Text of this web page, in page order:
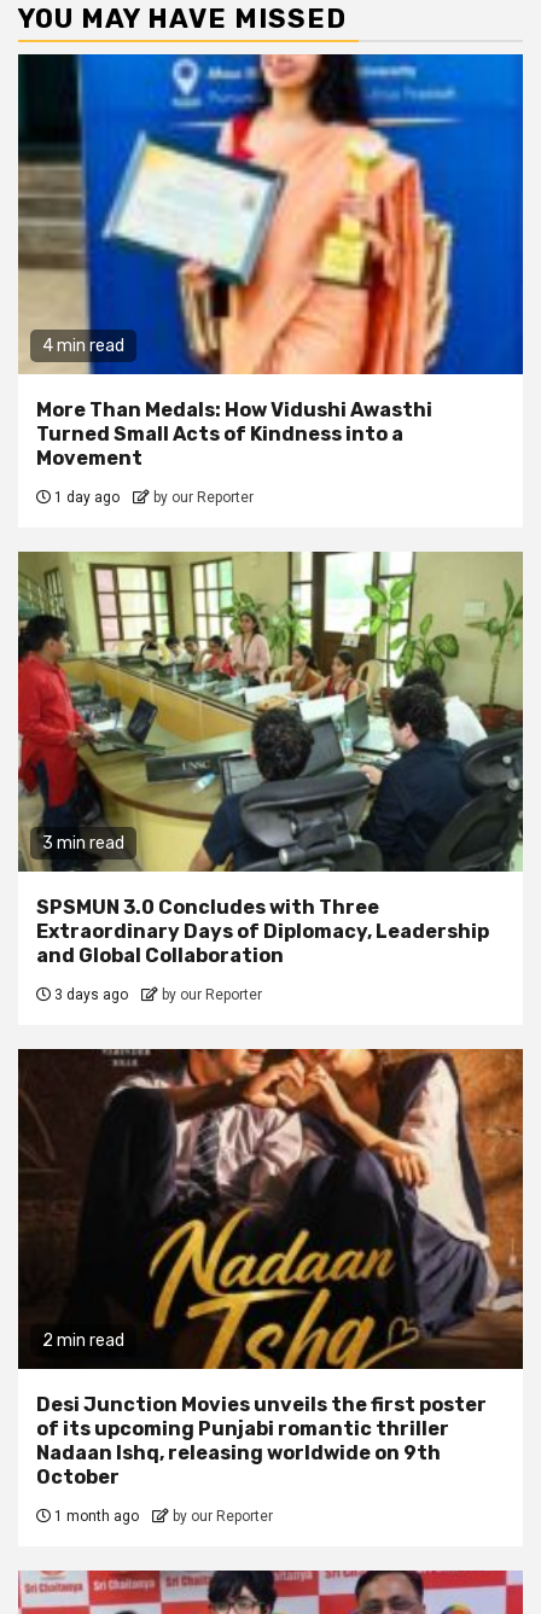
YOU MAY HAVE MISSED
4 min read
More Than Medals: How Vidushi Awasthi
Turned Small Acts of Kindness into a
Movement
1 day ago by our Reporter
3 min read
SPSMUN 3.0 Concludes with Three
Extraordinary Days of Diplomacy, Leadership
and Global Collaboration
3 days ago by our Reporter
2 min read
Desi Junction Movies unveils the first poster
of its upcoming Punjabi romantic thriller
Nadaan Ishq, releasing worldwide on 9th
October
1 month ago by our Reporter